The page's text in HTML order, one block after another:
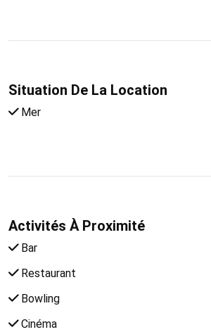
Situation De La Location
Mer
Activités À Proximité
Bar
Restaurant
Bowling
Cinéma